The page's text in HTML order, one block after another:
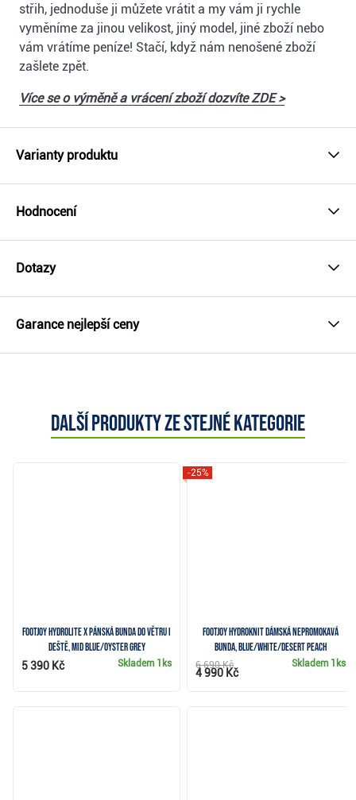
střih, jednoduše ji můžete vrátit a my vám ji rychle
vyměníme za jinou velikost, jiný model, jiné zboží nebo
vám vrátíme peníze! Stačí, když nám nenošené zboží
zašlete zpět.
Více se o výměně a vrácení zboží dozvíte ZDE >
Varianty produktu
Hodnocení
Dotazy
Garance nejlepší ceny
Další produkty ze stejné kategorie
FootJoy HydroLite X pánská bunda do větru i
deště, mid blue/oyster grey
Skladem 1ks
5 390 Kč
FootJoy HydroKnit dámská nepromokavá
bunda, blue/white/desert peach
-25%
Skladem 1ks
6 690 Kč
4 990 Kč